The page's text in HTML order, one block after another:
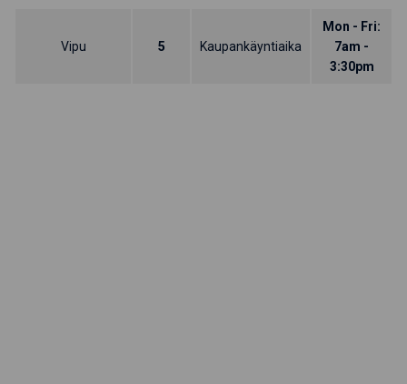
Vipu 5 Kaupankäyntiaika
Mon - Fri:
7am -
3:30pm